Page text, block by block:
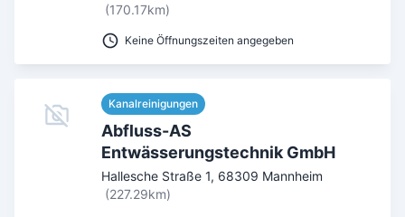
15
1 2
SUCHEN
(170.17km)
Keine Öffnungszeiten angegeben
Kanalreinigungen
Abfluss-AS
Entwässerungstechnik GmbH
Hallesche Straße 1, 68309 Mannheim
(227.29km)